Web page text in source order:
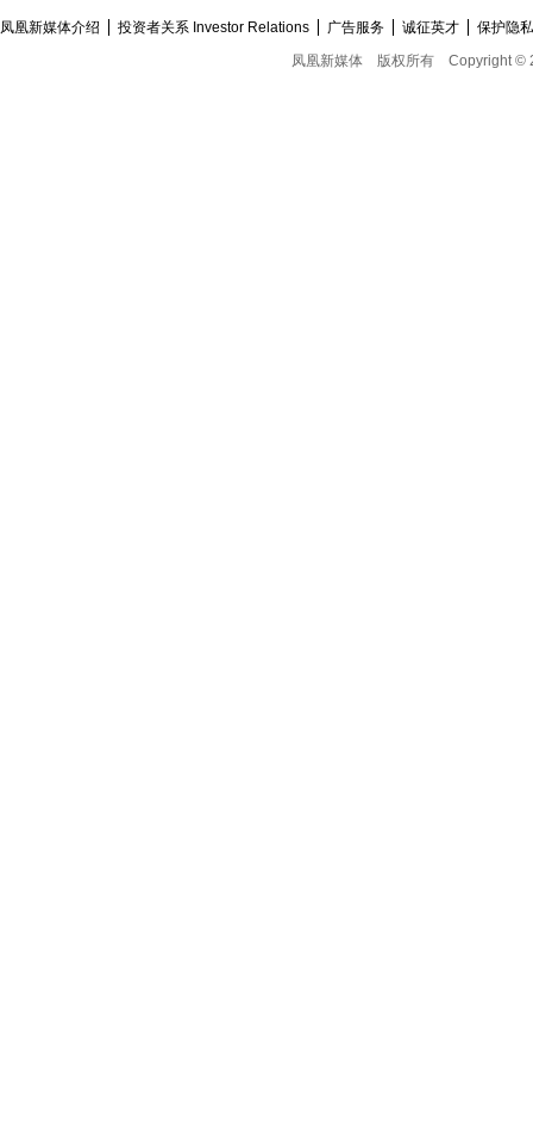
凤凰新媒体介绍 投资者关系 Investor Relations 广告服务 诚征英才
保护隐
凤凰新媒体
版权所有 Copyright ©